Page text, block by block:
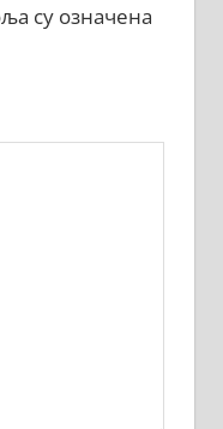
су означена